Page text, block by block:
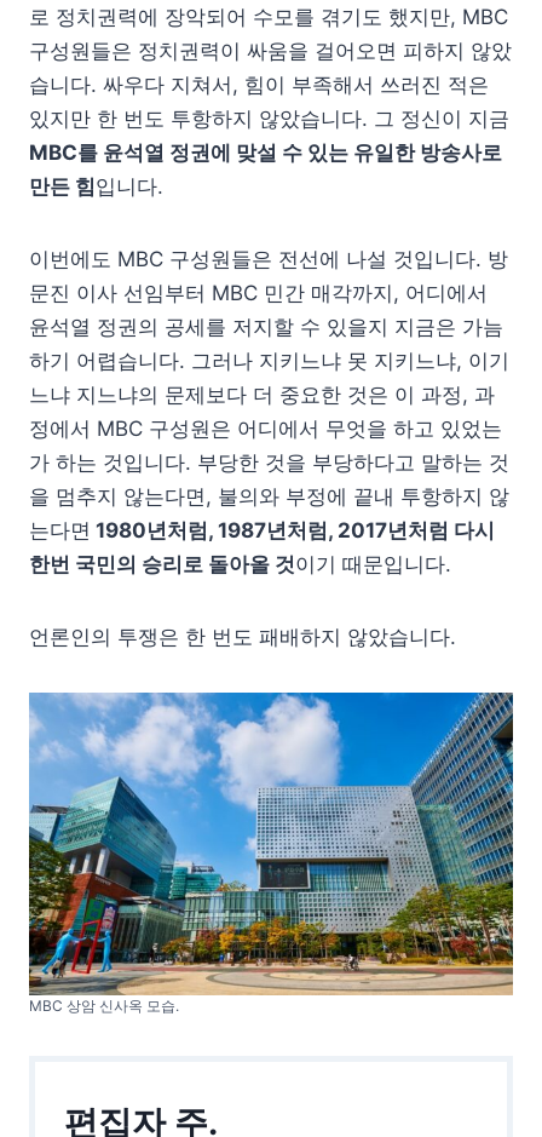
로 정치권력에 장악되어 수모를 겪기도 했지만, MBC
구성원들은 정치권력이 싸움을 걸어오면 피하지 않았
습니다. 싸우다 지쳐서, 힘이 부족해서 쓰러진 적은
있지만 한 번도 투항하지 않았습니다. 그 정신이 지금
MBC를 윤석열 정권에 맞설 수 있는 유일한 방송사로
만든 힘입니다.
이번에도 MBC 구성원들은 전선에 나설 것입니다. 방
문진 이사 선임부터 MBC 민간 매각까지, 어디에서
윤석열 정권의 공세를 저지할 수 있을지 지금은 가늠
하기 어렵습니다. 그러나 지키느냐 못 지키느냐, 이기
느냐 지느냐의 문제보다 더 중요한 것은 이 과정, 과
정에서 MBC 구성원은 어디에서 무엇을 하고 있었는
가 하는 것입니다. 부당한 것을 부당하다고 말하는 것
을 멈추지 않는다면, 불의와 부정에 끝내 투항하지 않
는다면 1980년처럼, 1987년처럼, 2017년처럼 다시
한번 국민의 승리로 돌아올 것이기 때문입니다.
언론인의 투쟁은 한 번도 패배하지 않았습니다.
MBC 상암 신사옥 모습.
편집자 주.